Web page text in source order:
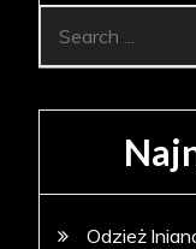
Odzież